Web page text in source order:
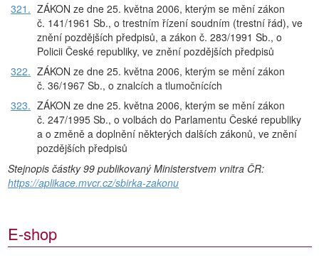
321. ZÁKON ze dne 25. května 2006, kterým se mění zákon
č. 141/1961 Sb., o trestním řízení soudním (trestní řád), ve
znění pozdějších předpisů, a zákon č. 283/1991 Sb., o
Policii České republiky, ve znění pozdějších předpisů
322. ZÁKON ze dne 25. května 2006, kterým se mění zákon
č. 36/1967 Sb., o znalcích a tlumočnících
323. ZÁKON ze dne 25. května 2006, kterým se mění zákon
č. 247/1995 Sb., o volbách do Parlamentu České republiky
a o změně a doplnění některých dalších zákonů, ve znění
pozdějších předpisů
Stejnopis částky 99 publikovaný Ministerstvem vnitra ČR:
https://aplikace.mvcr.cz/sbirka-zakonu
E-shop